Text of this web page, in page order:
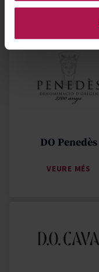
VEURE MÉS
DO Penedès
VEURE MÉS